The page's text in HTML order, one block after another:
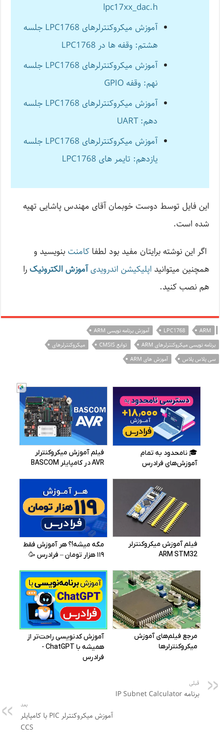
lpc17xx_dac.h
آموزش میکروکنترلرهای LPC1768 جلسه
هشتم: وقفه ها در LPC1768
آموزش میکروکنترلرهای LPC1768 جلسه
نهم: وقفه GPIO
آموزش میکروکنترلرهای LPC1768 جلسه
دهم: UART
آموزش میکروکنترلرهای LPC1768 جلسه
یازدهم: تایمر های LPC1768
این فایل توسط دوست خوبمان آقای مهندس پاشایی تهیه
شده است.
اگر این نوشته‌ برایتان مفید بود لطفاکامنت بنویسید و
همچنین میتوانید اپلیکیشن اندرویدیآموزش الکترونیک را
هم نصب کنید.
|
ARM
LPC1768
آموزش برنامه نویسی ARM
برنامه نویسی میکروکنترلرهای ARM
توابع CMSIS
میکروکنترلرهای
سی پلاس پلاس
آموزش های ARM
قبلی
برنامه IP Subnet Calculator
بعد
آموزش میکروکنترلر PIC با کامپایلر
CCS